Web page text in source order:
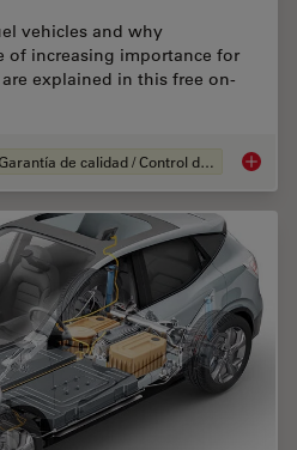
vehicles and why
of increasing importance for
explained in this free on-
Garantía de calidad / Control de calidad